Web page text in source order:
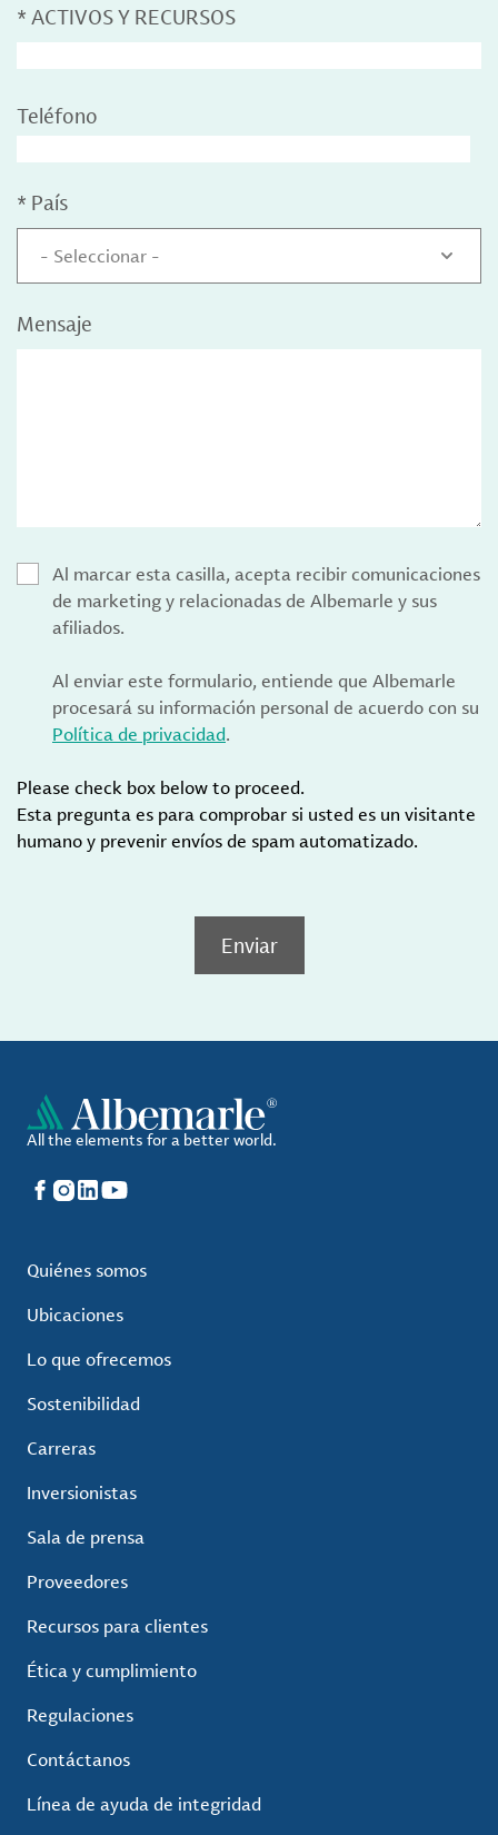
* ACTIVOS Y RECURSOS
Teléfono
* País
- Seleccionar -
Mensaje
Al marcar esta casilla, acepta recibir comunicaciones
de marketing y relacionadas de Albemarle y sus
afiliados.
Al enviar este formulario, entiende que Albemarle
procesará su información personal de acuerdo con su
Política de privacidad.
Please check box below to proceed.
Esta pregunta es para comprobar si usted es un visitante
humano y prevenir envíos de spam automatizado.
Enviar
All the elements for a better world.
Facebook
Instagram
LinkedIn
YouTube
Quiénes somos
Ubicaciones
Lo que ofrecemos
Sostenibilidad
Carreras
Inversionistas
Sala de prensa
Proveedores
Recursos para clientes
Ética y cumplimiento
Regulaciones
Contáctanos
Línea de ayuda de integridad